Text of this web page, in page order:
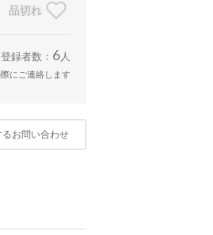
品切れ
録者数： 6 人
にご連絡します
るお問い合わせ